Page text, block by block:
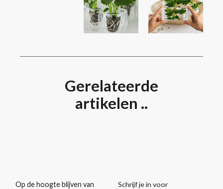
Gerelateerde
artikelen ..
Op de hoogte blijven van
Schrijf je in voor